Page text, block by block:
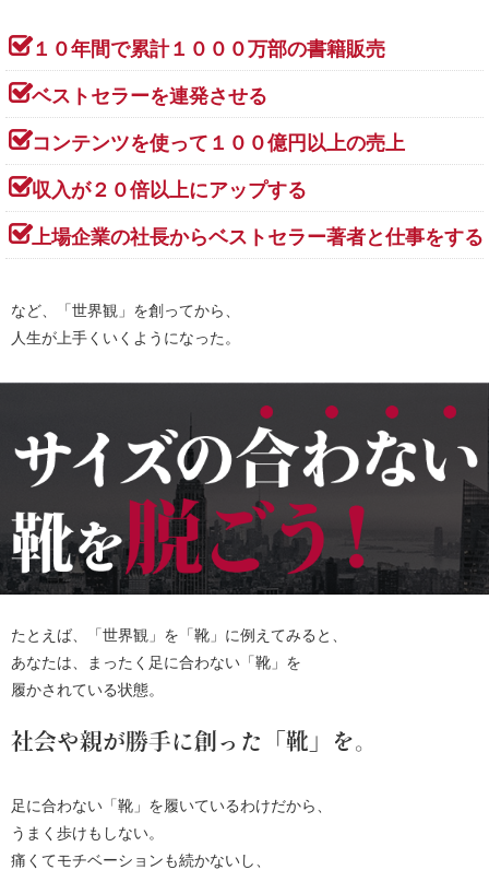
１０年間で累計１０００万部の書籍販売
ベストセラーを連発させる
コンテンツを使って１００億円以上の売上
収入が２０倍以上にアップする
上場企業の社長からベストセラー著者と仕事をする
など、「世界観」を創ってから、
人生が上手くいくようになった。
たとえば、「世界観」を「靴」に例えてみると、
あなたは、まったく足に合わない「靴」を
履かされている状態。
社会や親が勝手に創った「靴」を。
足に合わない「靴」を履いているわけだから、
うまく歩けもしない。
痛くてモチベーションも続かないし、